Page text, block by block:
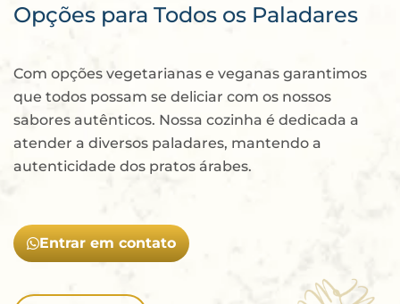
Opções para Todos os Paladares
Com opções vegetarianas e veganas garantimos
que todos possam se deliciar com os nossos
sabores autênticos. Nossa cozinha é dedicada a
atender a diversos paladares, mantendo a
autenticidade dos pratos árabes.
Entrar em contato